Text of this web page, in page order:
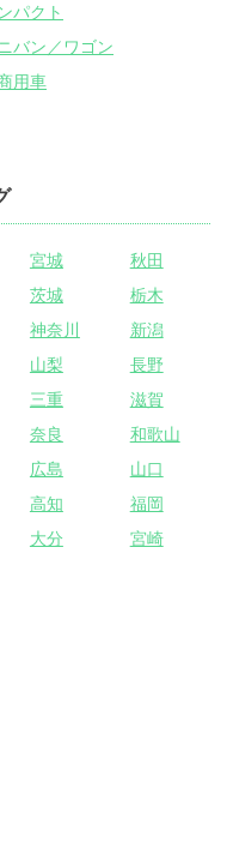
パクト
バン／ワゴン
用車
宮城
秋田
茨城
栃木
神奈川
新潟
山梨
長野
三重
滋賀
奈良
和歌山
広島
山口
高知
福岡
大分
宮崎